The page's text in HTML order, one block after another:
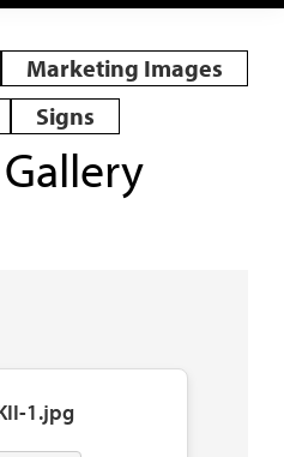
Marketing Images
Signs
1.jpg